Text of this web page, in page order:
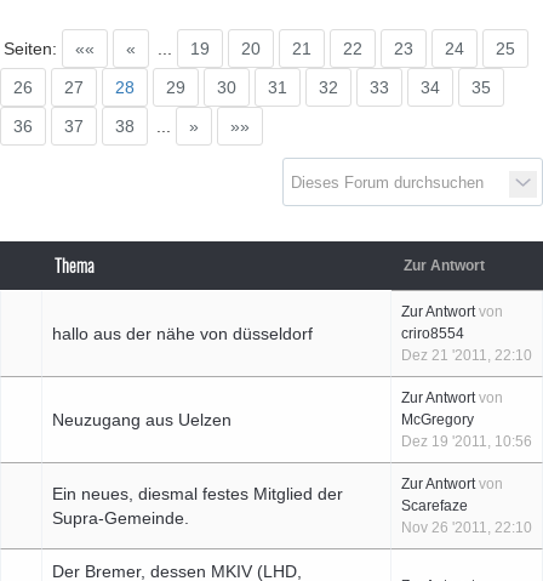
D
a
s
T
r
e
f
f
e
n
d
e
r
G
e
n
e
r
a
t
i
o
n
e
n
Seiten: «« « 19 20 21 22 23 24
25
26
27 28 29 30 31 32 33 34
35
36
37 38 » »»
Thema Zur Antwort
hallo aus der nähe von düsseldorf
Zur Antwortvon
criro8554
Dez 21 '2011, 22:10
Neuzugang aus Uelzen
Zur Antwortvon
McGregory
Dez 19 '2011, 10:56
Ein neues, diesmal festes Mitglied der
Supra-Gemeinde.
Zur Antwortvon
Scarefaze
Nov 26 '2011, 22:10
Der Bremer, dessen MKIV (LHD,